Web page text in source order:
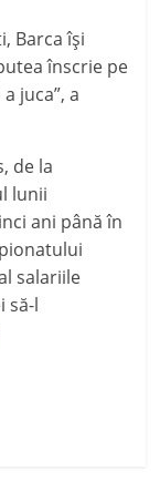
Barca îşi
înscrie pe
juca”, a
de la
lunii
ani până în
salariile
să-l